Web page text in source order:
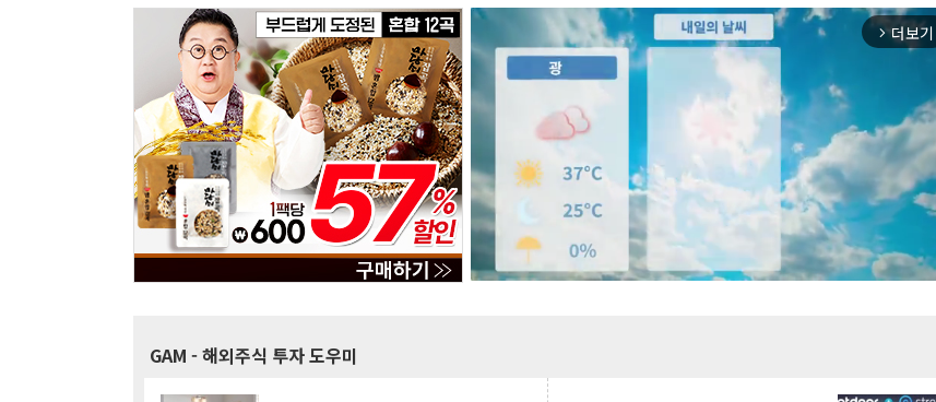
arrow_forward_ios 더보기
GAM - 해외주식 투자 도우미